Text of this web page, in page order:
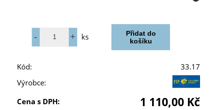
ks
Kód:
33.17
Výrobce:
Cena s DPH:
1 110,00 Kč